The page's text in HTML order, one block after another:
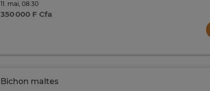
11. mai, 08:30
350 000 F Cfa
Bichon maltes